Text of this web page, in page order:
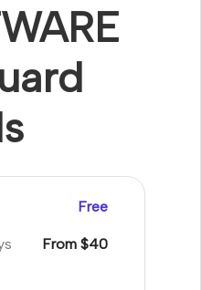
Free
From $40